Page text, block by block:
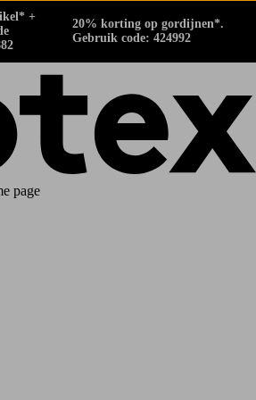
+
20% korting op gordijnen*.
Gebruik code: 424992
page
producten